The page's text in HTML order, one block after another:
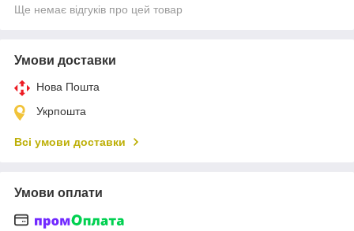
Ще немає відгуків про цей товар
Умови доставки
Нова Пошта
Укрпошта
Всі умови доставки
Умови оплати